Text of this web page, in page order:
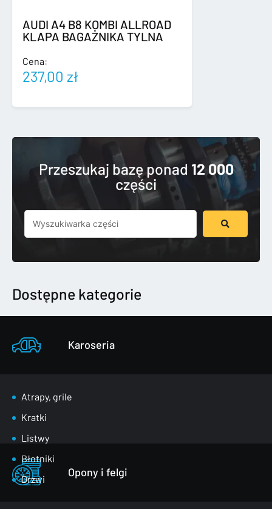
AUDI A4 B8 KOMBI ALLROAD
KLAPA BAGAŻNIKA TYLNA
Cena:
237,00 zł
Przeszukaj bazę ponad 12 000
części
Szukaj
Dostępne kategorie
Karoseria
Atrapy, grile
Kratki
Listwy
Błotniki
Drzwi
Opony i felgi